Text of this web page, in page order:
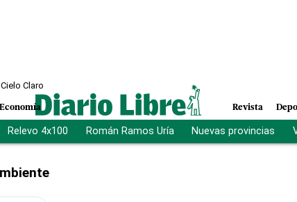
Cielo Claro
Economía Revista
Relevo 4x100 Román Ramos Uría Nuevas provincias